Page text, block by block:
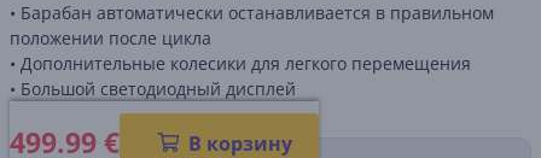
• Барабан автоматически останавливается в правильном
положении после цикла
• Дополнительные колесики для легкого перемещения
• Большой светодиодный дисплей
499.99€ В корзину